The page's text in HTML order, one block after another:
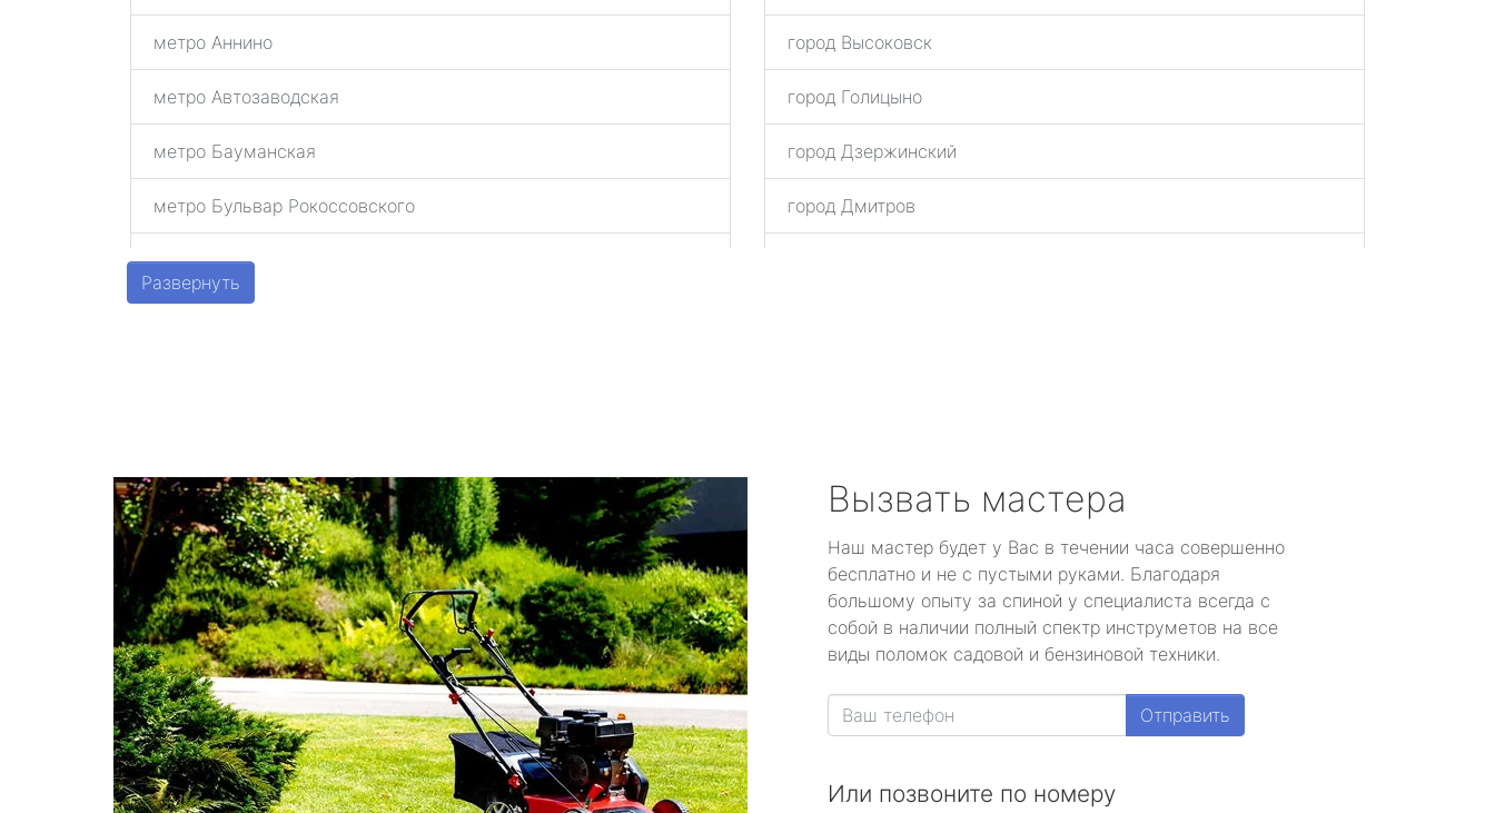
метро Аннино
метро Автозаводская
метро Бауманская
метро Бульвар Рокоссовского
метро Беговая
метро Волоколамская
метро Воробьевы горы
метро Волгоградский проспект
метро Бабушкинская
метро Бульвар Дмитрия Донского
метро Белорусская
метро Измайловская
город Высоковск
город Голицыно
город Дзержинский
город Дмитров
город Зарайск
город Звенигород
город Ивантеевка
город Кашира
Развернуть
Вызвать мастера
Наш мастер будет у Вас в течении часа совершенно
бесплатно и не с пустыми руками. Благодаря
большому опыту за спиной у специалиста всегда с
собой в наличии полный спектр инструметов на все
виды поломок садовой и бензиновой техники.
Отправить
Или позвоните по номеру